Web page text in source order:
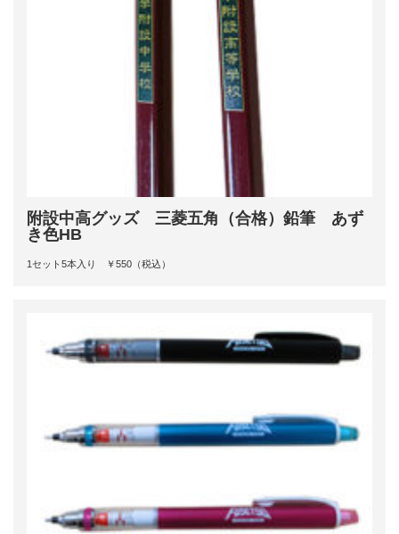
附設中高グッズ 三菱五角（合格）鉛筆 あず
き色HB
1セット5本入り ￥550（税込）